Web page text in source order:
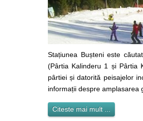
Stațiunea Bușteni este
(Pârtia Kalinderu 1 și Pârtia
pârtiei și datorită peisajelor
informații despre
Citeste mai mult ...